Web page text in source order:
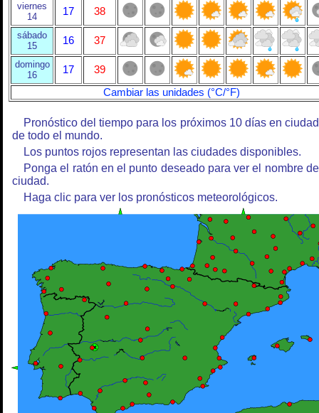
viernes
14
17 38
sábado
15
16 37
domingo
16
17
39
Cambiar las unidades (°C/°F)
Pronóstico del tiempo para los próximos 10 días en
de todo el mundo.
Los puntos rojos representan las ciudades disponibles.
Ponga el ratón en el punto deseado para ver el nombre
ciudad.
Haga clic para ver los pronósticos meteorológicos.